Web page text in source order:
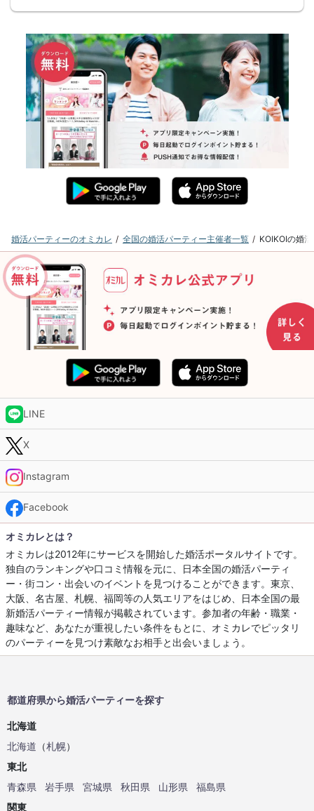
婚活パーティーのオミカレ 全国の婚活パーティー主催者一覧 KOIKOIの婚
LINE
X
Instagram
Facebook
オミカレとは？
オミカレは2012年にサービスを開始した婚活ポータルサイトです。
独自のランキングや口コミ情報を元に、日本全国の婚活パーティ
ー・街コン・出会いのイベントを見つけることができます。東京、
大阪、名古屋、札幌、福岡等の人気エリアをはじめ、日本全国の最
新婚活パーティー情報が掲載されています。参加者の年齢・職業・
趣味など、あなたが重視したい条件をもとに、オミカレでピッタリ
のパーティーを見つけ素敵なお相手と出会いましょう。
都道府県から婚活パーティーを探す
北海道
北海道 （札幌）
東北
青森県
岩手県 宮城県 秋田県 山形県
福島県
関東